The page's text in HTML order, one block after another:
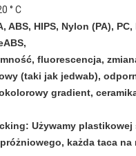
° C
ABS, HIPS, Nylon (PA),
fluorescencja,
(taki jak jedwab),
gradient,
Używamy
każda taca na